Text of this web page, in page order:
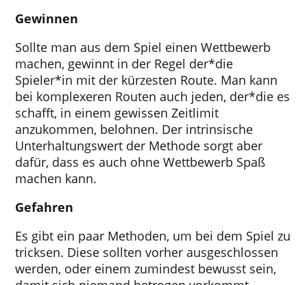
Gewinnen
Sollte man aus dem Spiel einen Wettbewerb
machen, gewinnt in der Regel der*die
Spieler*in mit der kürzesten Route. Man kann
bei komplexeren Routen auch jeden, der*die es
schafft, in einem gewissen Zeitlimit
anzukommen, belohnen. Der intrinsische
Unterhaltungswert der Methode sorgt aber
dafür, dass es auch ohne Wettbewerb Spaß
machen kann.
Gefahren
Es gibt ein paar Methoden, um bei dem Spiel zu
tricksen. Diese sollten vorher ausgeschlossen
werden, oder einem zumindest bewusst sein,